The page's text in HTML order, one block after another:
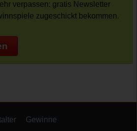
verpassen: gratis Newsletter
zugeschickt bekommen.
Gewinne